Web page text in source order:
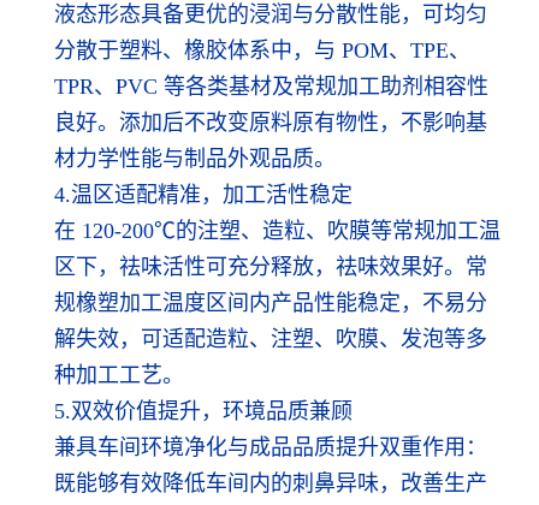
液态形态具备更优的浸润与分散性能，可均匀
分散于塑料、橡胶体系中，与 POM、TPE、
TPR、PVC 等各类基材及常规加工助剂相容性
良好。添加后不改变原料原有物性，不影响基
材力学性能与制品外观品质。
4.温区适配精准，加工活性稳定
在 120-200℃的注塑、造粒、吹膜等常规加工温
区下，祛味活性可充分释放，祛味效果好。常
规橡塑加工温度区间内产品性能稳定，不易分
解失效，可适配造粒、注塑、吹膜、发泡等多
种加工工艺。
5.双效价值提升，环境品质兼顾
兼具车间环境净化与成品品质提升双重作用：
既能够有效降低车间内的刺鼻异味，改善生产